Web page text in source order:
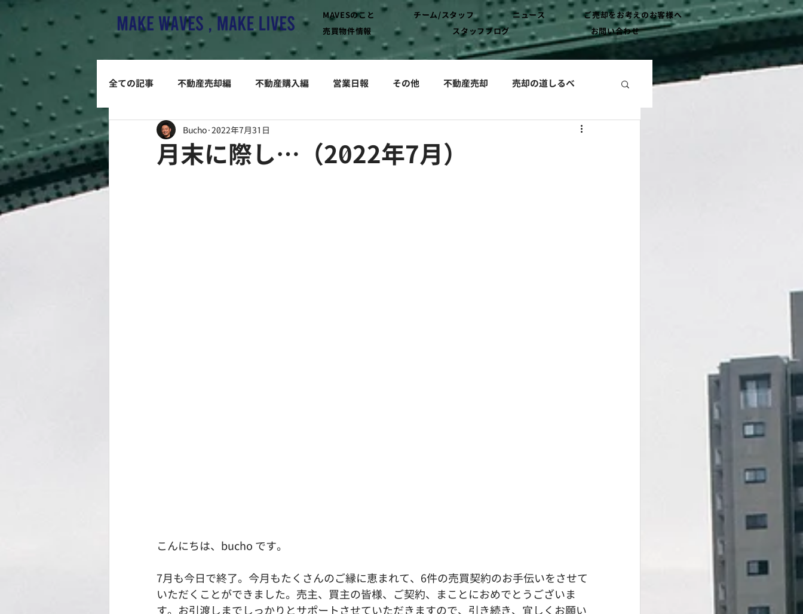
MAVESのこと チーム/スタッフ ニュース
ご売却をお考えのお客様へ
売買物件情報
スタッフブログ お問い合わせ
全ての記事 不動産売却編 不動産購入編 営業日報 その他 不動産売却 売却の道しるべ
月末に際し…（2022年7月）
Bucho 2022年7月31日
こんにちは、bucho です。
7月も今日で終了。今月もたくさんのご縁に恵まれて、6件の売買契約のお手伝いをさせて
いただくことができました。売主、買主の皆様、ご契約、まことにおめでとうございま
す。お引渡しまでしっかりとサポートさせていただきますので、引き続き、宜しくお願い